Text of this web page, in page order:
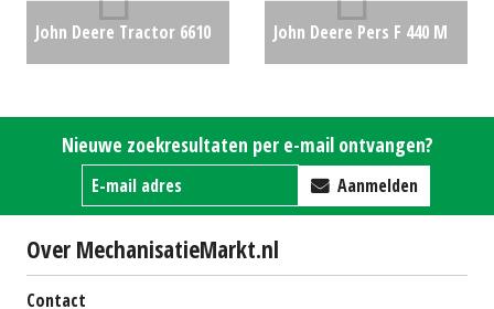
John Deere Tractor 6610
John Deere Pers F 440 M
Nieuwe zoekresultaten per e-mail ontvangen?
Aanmelden
Over MechanisatieMarkt.nl
Contact